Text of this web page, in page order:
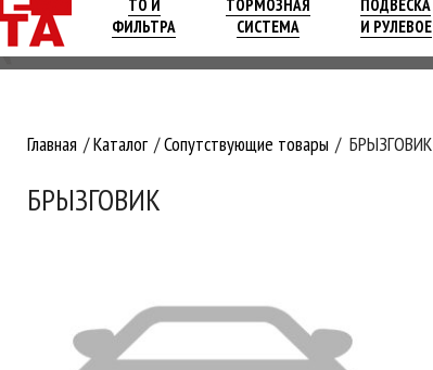
ТО И
ФИЛЬТРА
ТОРМОЗНАЯ
СИСТЕМА
ПОДВЕСКА
И РУЛЕВОЕ
Главная Каталог Сопутствующие товары БРЫЗГОВИК
БРЫЗГОВИК